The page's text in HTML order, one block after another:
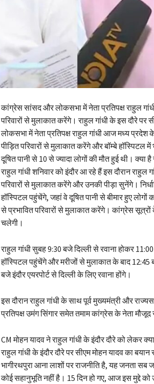
कांग्रेस सांसद और लोकसभा में नेता प्रतिपक्ष राहुल
परिवारों से मुलाकात करेंगे। राहुल गांधी के इस दौरे पर
लोकसभा में नेता प्रतिपक्ष राहुल गांधी आज मध्य प्रदेश
पीड़ित परिवारों से मुलाकात करेंगे और बॉम्बे हॉस्पिटल
दूषित पानी से 10 से ज्यादा लोगों की मौत हुई थी। क्या है
राहुल गांधी शनिवार को इंदौर आ रहे हैं इस दौरान
परिवारों से मुलाकात करेंगे और उनकी पीड़ा सुनेंगे।
हॉस्पिटल पहुंचेंगे, जहां वे दूषित पानी से बीमार हुए
से प्रभावित परिवारों से मुलाकात करेंगे। कांग्रेस
चलेगी।
राहुल गांधी सुबह 9:30 बजे दिल्ली से रवाना होकर
हॉस्पिटल पहुंचेंगे और मरीजों से मुलाकात के बाद 12:45
बजे इंदौर एयरपोर्ट से दिल्ली के लिए रवाना होंगे।
इस दौरान राहुल गांधी के साथ पूर्व मुख्यमंत्री और
प्रतिपक्ष उमंग सिंगार समेत तमाम कांग्रेस के नेता मौजूद
CM मोहन यादव ने राहुल गांधी के इंदौर दौरे को लेकर
राहुल गांधी के इंदौर दौरे पर सीएम मोहन यादव का
भागीरथपुरा आना लाशों पर राजनीति है, यह जनता सब
कोई सहानुभूति नहीं है। 15 दिन हो गए, आज इस मुद्दे